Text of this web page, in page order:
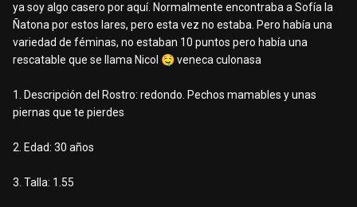
ya soy algo casero por aquí. Normalmente encontraba a Sofía la
Ñatona por estos lares, pero esta vez no estaba. Pero había una
variedad de féminas, no estaban 10 puntos pero había una
rescatable que se llama Nicol 🤤veneca culonasa
1. Descripción del Rostro: redondo. Pechos mamables y unas
piernas que te pierdes
2. Edad: 30 años
3. Talla: 1.55